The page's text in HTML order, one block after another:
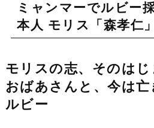
ミャンマーでルビー
本人 モリス「森孝仁」
モリスの志、そのはじ
おばあさんと、今は
ルビー